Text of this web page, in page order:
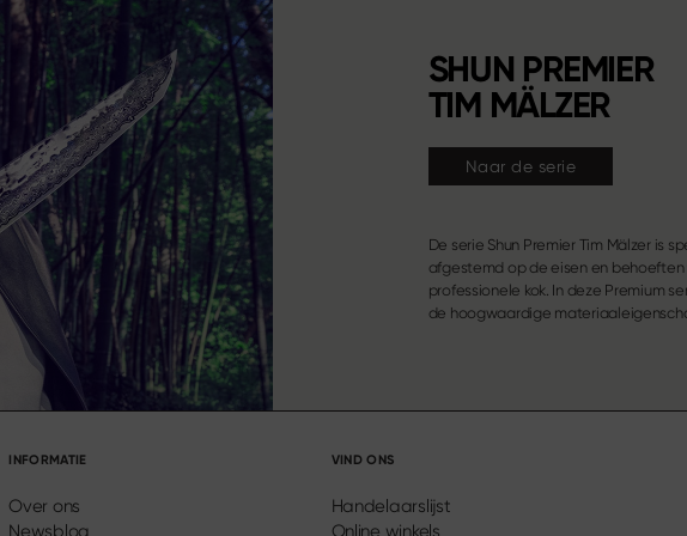
SHUN PREMIER
TIM MÄLZER
Naar de serie
De serie Shun Premier Tim Mälzer is
afgestemd op de eisen en behoeften
professionele kok. In deze Premium
de hoogwaardige
de bekende Shun Classic serie met een
nieuw, indrukwekkend
INFORMATIE
Over ons
Newsblog
VIND ONS
Handelaarslijst
Online winkels